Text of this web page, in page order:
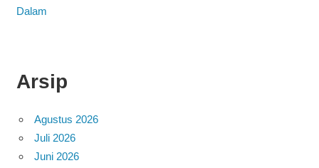
Dalam
Arsip
Agustus 2026
Juli 2026
Juni 2026